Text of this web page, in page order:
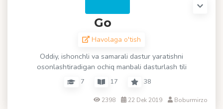
Go
Havolaga o'tish
Oddiy, ishonchli va samarali dastur yaratishni
osonlashtiradigan ochiq manbali dasturlash tili
7 17 38
2398 22 Dek 2019 Boburmirzo